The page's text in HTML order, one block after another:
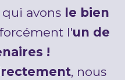
qui avons le bien
l'un de
!
, nous